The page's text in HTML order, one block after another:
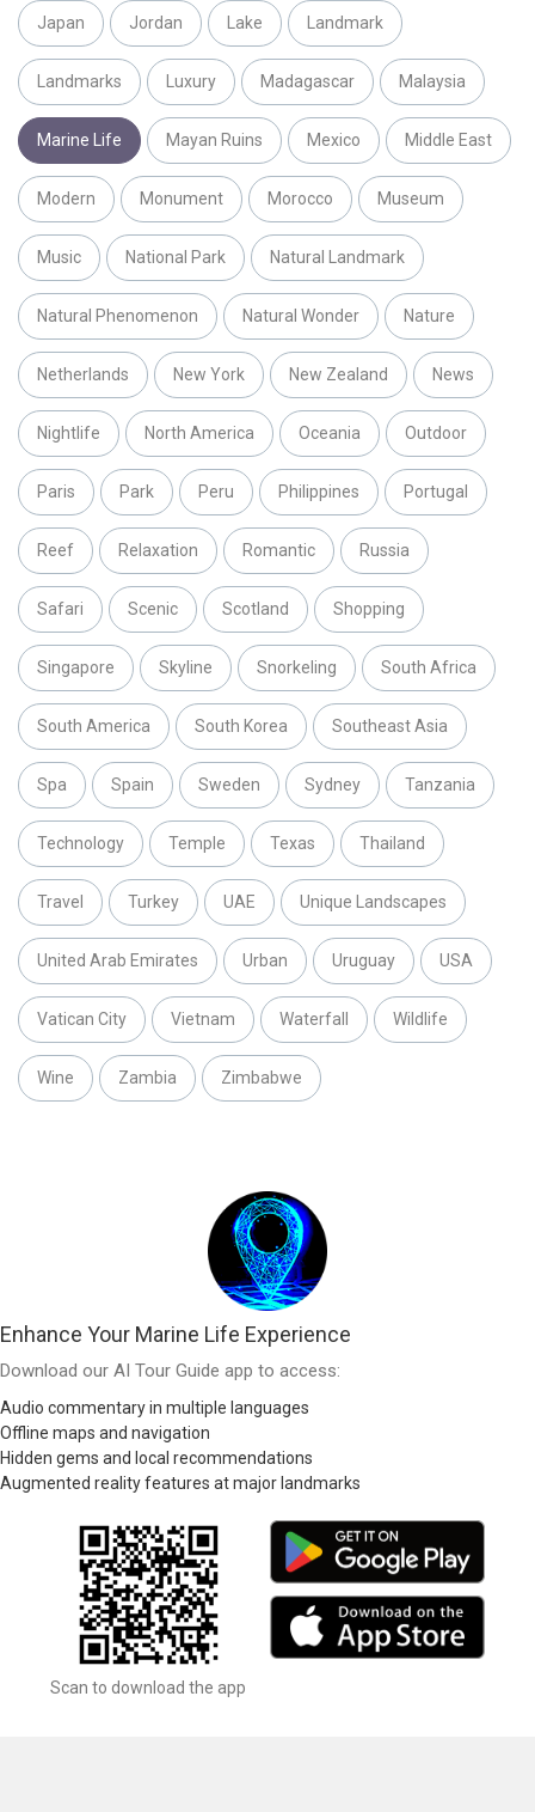
Japan Jordan Lake Landmark
Landmarks Luxury Madagascar Malaysia
Marine Life Mayan Ruins Mexico Middle East
Modern Monument Morocco Museum
Music National Park Natural Landmark
Natural Phenomenon Natural Wonder Nature
Netherlands New York New Zealand News
Nightlife North America Oceania Outdoor
Paris Park Peru Philippines Portugal
Reef Relaxation Romantic Russia
Safari Scenic Scotland Shopping
Singapore Skyline Snorkeling South Africa
South America South Korea Southeast Asia
Spa Spain Sweden Sydney Tanzania
Technology Temple Texas Thailand
Travel Turkey UAE Unique Landscapes
United Arab Emirates Urban Uruguay USA
Vatican City Vietnam Waterfall Wildlife
Wine Zambia Zimbabwe
Enhance Your Marine Life Experience
Download our AI Tour Guide app to access:
Audio commentary in multiple languages
Offline maps and navigation
Hidden gems and local recommendations
Augmented reality features at major landmarks
Scan to download the app